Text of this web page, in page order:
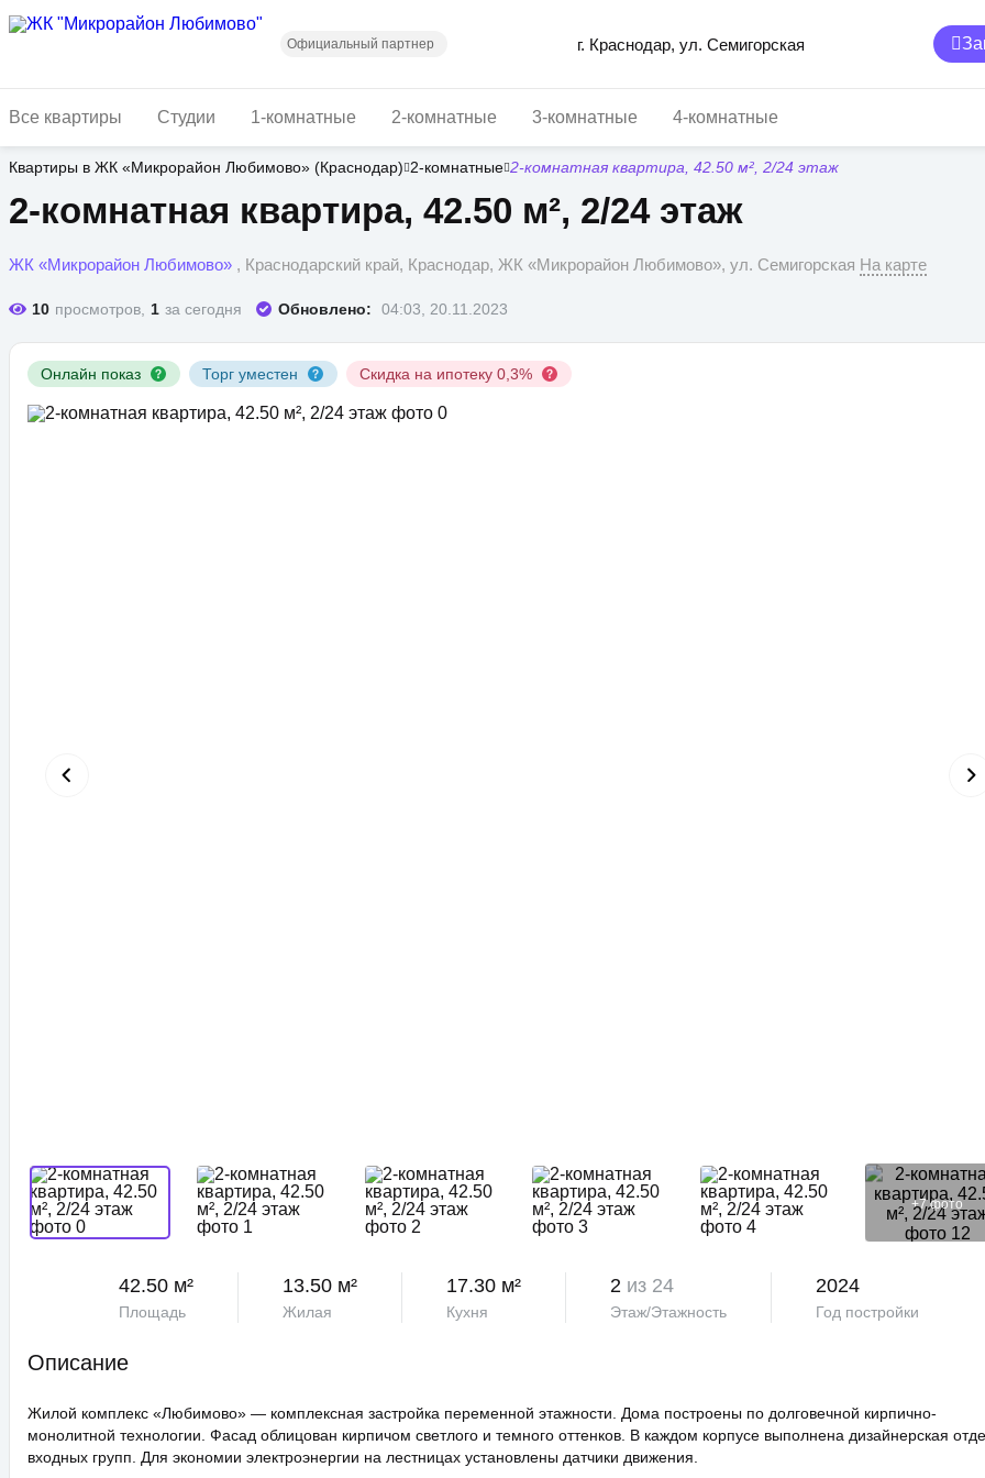
Официальный партнер г. Краснодар, ул. Семигорская
Все квартиры Студии 1-комнатные 2-комнатные 3-комнатные 4-комнатные
Квартиры в ЖК «Микрорайон Любимово» (Краснодар) 2-комнатные 2-комнатная квартира, 42.50 м², 2/24 этаж
2-комнатная квартира, 42.50 м², 2/24 этаж
ЖК «Микрорайон Любимово» , Краснодарский край, Краснодар, ЖК «Микрорайон Любимово», ул. Семигорская На карте
10 просмотров, 1 за сегодня Обновлено: 04:03, 20.11.2023
Онлайн показ Торг уместен Скидка на ипотеку 0,3%
+7 фото
42.50 м²
Площадь
13.50 м²
Жилая
17.30 м²
Кухня
2 из 24
Этаж/Этажность
2024
Год постройки
Описание
Жилой комплекс «Любимово» — комплексная застройка переменной этажности. Дома построены по долговечной кирпично-
монолитной технологии. Фасад облицован кирпичом светлого и темного оттенков. В каждом корпусе выполнена дизайнерская
входных групп. Для экономии электроэнергии на лестницах установлены датчики движения.